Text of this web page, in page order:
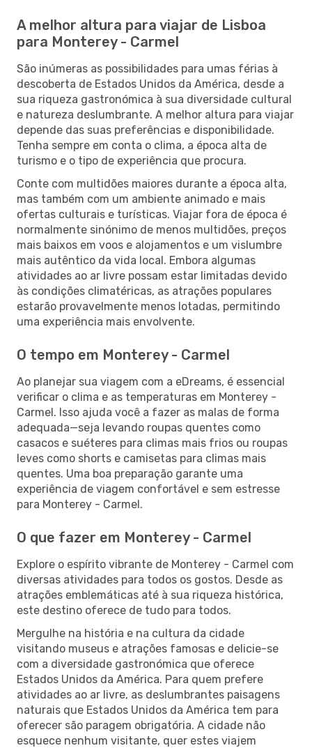
A melhor altura para viajar de Lisboa
para Monterey - Carmel
São inúmeras as possibilidades para umas férias à
descoberta de Estados Unidos da América, desde a
sua riqueza gastronómica à sua diversidade cultural
e natureza deslumbrante. A melhor altura para viajar
depende das suas preferências e disponibilidade.
Tenha sempre em conta o clima, a época alta de
turismo e o tipo de experiência que procura.
Conte com multidões maiores durante a época alta,
mas também com um ambiente animado e mais
ofertas culturais e turísticas. Viajar fora de época é
normalmente sinónimo de menos multidões, preços
mais baixos em voos e alojamentos e um vislumbre
mais autêntico da vida local. Embora algumas
atividades ao ar livre possam estar limitadas devido
às condições climatéricas, as atrações populares
estarão provavelmente menos lotadas, permitindo
uma experiência mais envolvente.
O tempo em Monterey - Carmel
Ao planejar sua viagem com a eDreams, é essencial
verificar o clima e as temperaturas em Monterey -
Carmel. Isso ajuda você a fazer as malas de forma
adequada—seja levando roupas quentes como
casacos e suéteres para climas mais frios ou roupas
leves como shorts e camisetas para climas mais
quentes. Uma boa preparação garante uma
experiência de viagem confortável e sem estresse
para Monterey - Carmel.
O que fazer em Monterey - Carmel
Explore o espírito vibrante de Monterey - Carmel com
diversas atividades para todos os gostos. Desde as
atrações emblemáticas até à sua riqueza histórica,
este destino oferece de tudo para todos.
Mergulhe na história e na cultura da cidade
visitando museus e atrações famosas e delicie-se
com a diversidade gastronómica que oferece
Estados Unidos da América. Para quem prefere
atividades ao ar livre, as deslumbrantes paisagens
naturais que Estados Unidos da América tem para
oferecer são paragem obrigatória. A cidade não
esquece nenhum visitante, quer estes viajem